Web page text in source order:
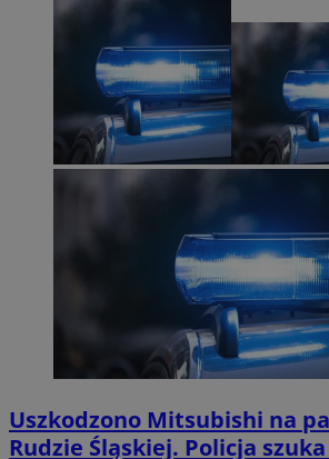
Uszkodzono Mitsubishi na
Rudzie Śląskiej. Policja